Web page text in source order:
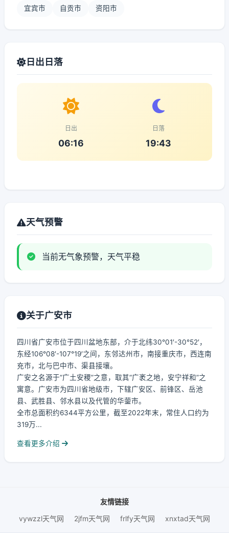
宜宾市 自贡市 资阳市
日出日落
日出
06:16
日落
19:43
天气预警
当前无气象预警，天气平稳
关于广安市
四川省广安市位于四川盆地东部，介于北纬30°01′-30°52′，
东经106°08′-107°19′之间，东邻达州市，南接重庆市，西连南
充市，北与巴中市、渠县接壤。
广安之名源于“广土安稷”之意，取其“广袤之地，安宁祥和”之
寓意。广安市为四川省地级市，下辖广安区、前锋区、岳池
县、武胜县、邻水县以及代管的华蓥市。
全市总面积约6344平方公里，截至2022年末，常住人口约为
319万...
查看更多介绍
友情链接
vywzzl天气网
2jfm天气网 frlfy天气网 xnxtad天气网